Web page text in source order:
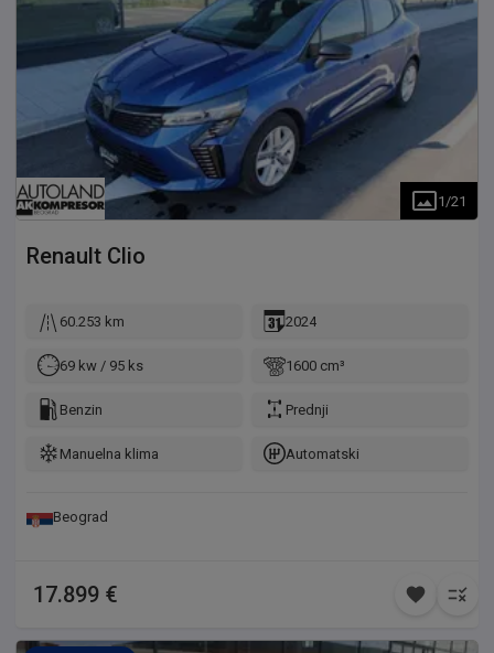
1 /21
Renault Clio
60.253 km 2024
69 kw / 95 ks 1600 cm³
Benzin Prednji
Manuelna klima Automatski
Beograd
17.899 €